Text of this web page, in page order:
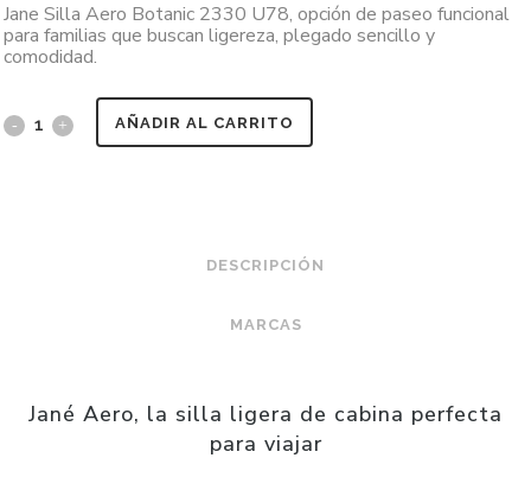
Jane Silla Aero Botanic 2330 U78, opción de paseo funcional
para familias que buscan ligereza, plegado sencillo y
comodidad.
AÑADIR AL CARRITO
DESCRIPCIÓN
MARCAS
Jané Aero, la silla ligera de cabina perfecta
para viajar